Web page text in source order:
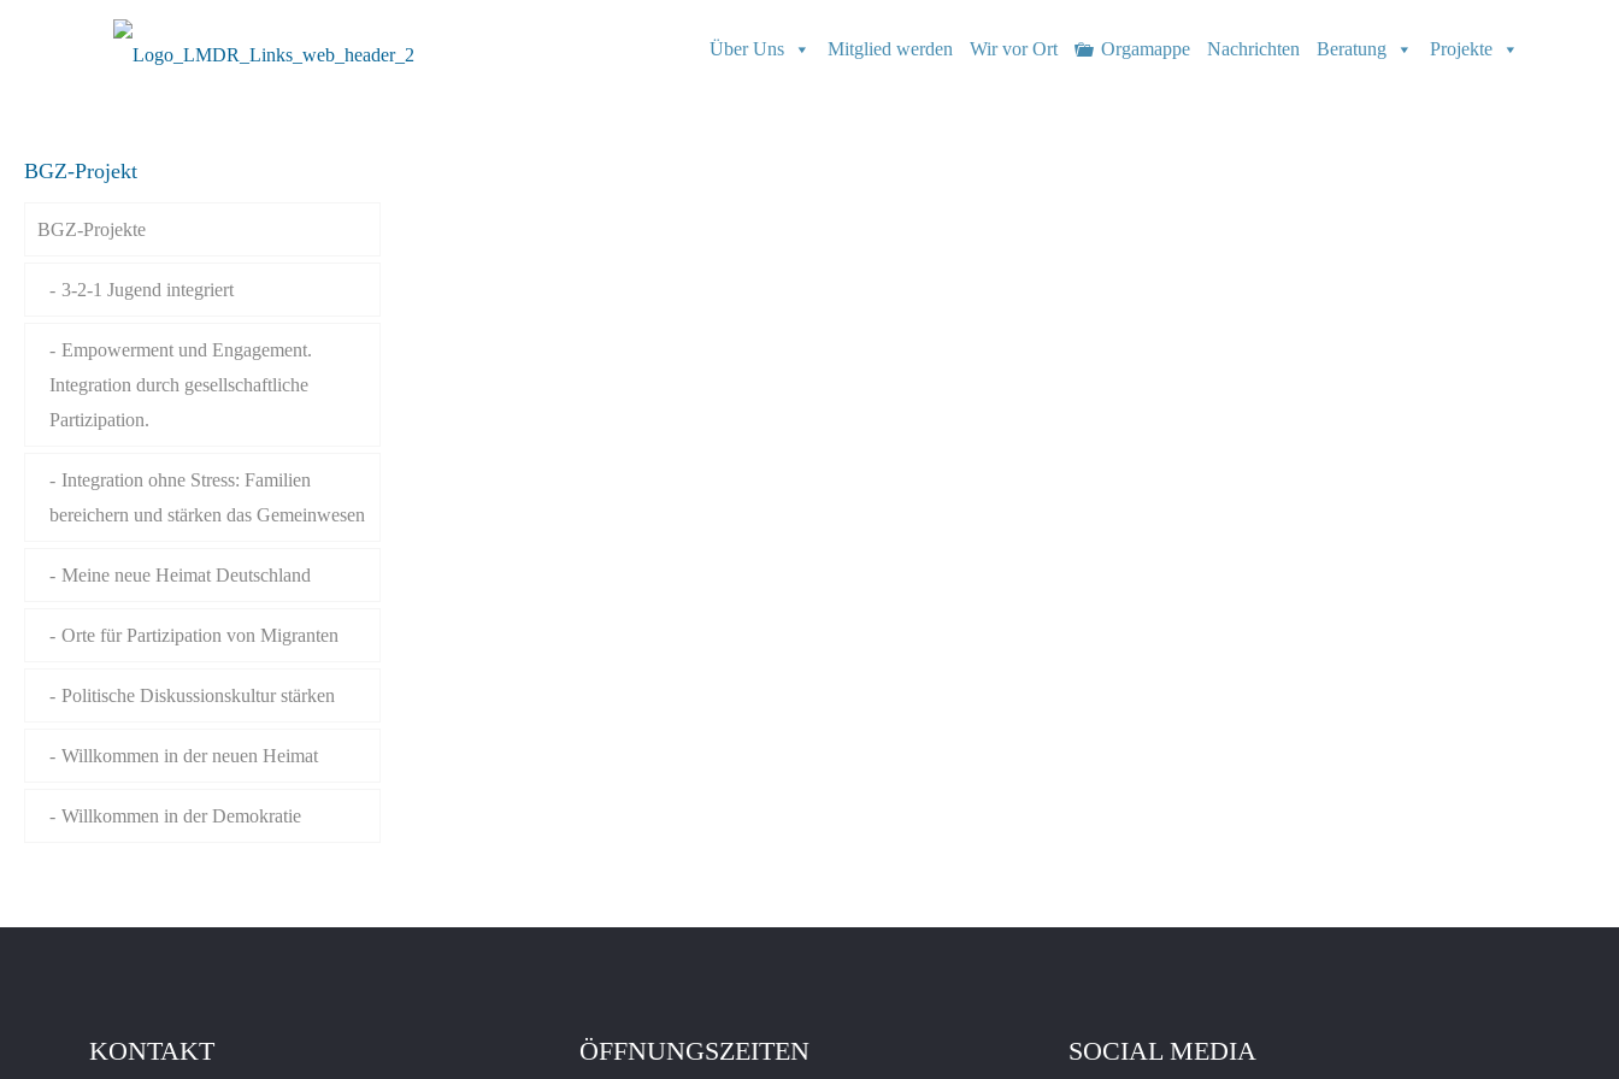
Über Uns Mitglied werden Wir vor Ort Orgamappe Nachrichten Beratung Projekte
BGZ-Projekt
BGZ-Projekte
3-2-1 Jugend integriert
Empowerment und Engagement.
Integration durch gesellschaftliche
Partizipation.
Integration ohne Stress: Familien
bereichern und stärken das Gemeinwesen
Meine neue Heimat Deutschland
Orte für Partizipation von Migranten
Politische Diskussionskultur stärken
Willkommen in der neuen Heimat
Willkommen in der Demokratie
KONTAKT ÖFFNUNGSZEITEN SOCIAL MEDIA